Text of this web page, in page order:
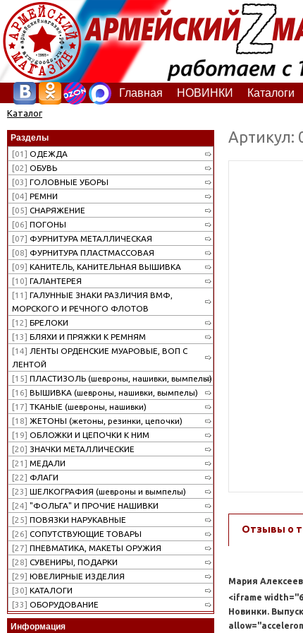
Главная НОВИНКИ Каталоги
Каталог
Разделы
[01] ОДЕЖДА
[02] ОБУВЬ
[03] ГОЛОВНЫЕ УБОРЫ
[04] РЕМНИ
[05] СНАРЯЖЕНИЕ
[06] ПОГОНЫ
[07] ФУРНИТУРА МЕТАЛЛИЧЕСКАЯ
[08] ФУРНИТУРА ПЛАСТМАССОВАЯ
[09] КАНИТЕЛЬ, КАНИТЕЛЬНАЯ ВЫШИВКА
[10] ГАЛАНТЕРЕЯ
[11] ГАЛУННЫЕ ЗНАКИ РАЗЛИЧИЯ ВМФ,
МОРСКОГО И РЕЧНОГО ФЛОТОВ
[12] БРЕЛОКИ
[13] БЛЯХИ И ПРЯЖКИ К РЕМНЯМ
[14] ЛЕНТЫ ОРДЕНСКИЕ МУАРОВЫЕ, ВОП С
ЛЕНТОЙ
[15] ПЛАСТИЗОЛЬ (шевроны, нашивки, вымпелы)
[16] ВЫШИВКА (шевроны, нашивки, вымпелы)
[17] ТКАНЫЕ (шевроны, нашивки)
[18] ЖЕТОНЫ (жетоны, резинки, цепочки)
[19] ОБЛОЖКИ И ЦЕПОЧКИ К НИМ
[20] ЗНАЧКИ МЕТАЛЛИЧЕСКИЕ
[21] МЕДАЛИ
[22] ФЛАГИ
[23] ШЕЛКОГРАФИЯ (шевроны и вымпелы)
[24] "ФОЛЬГА" И ПРОЧИЕ НАШИВКИ
[25] ПОВЯЗКИ НАРУКАВНЫЕ
[26] СОПУТСТВУЮЩИЕ ТОВАРЫ
[27] ПНЕВМАТИКА, МАКЕТЫ ОРУЖИЯ
[28] СУВЕНИРЫ, ПОДАРКИ
[29] ЮВЕЛИРНЫЕ ИЗДЕЛИЯ
[30] КАТАЛОГИ
[33] ОБОРУДОВАНИЕ
Информация
Артикул:
Отзывы о
Мария
<iframe
Новинки.